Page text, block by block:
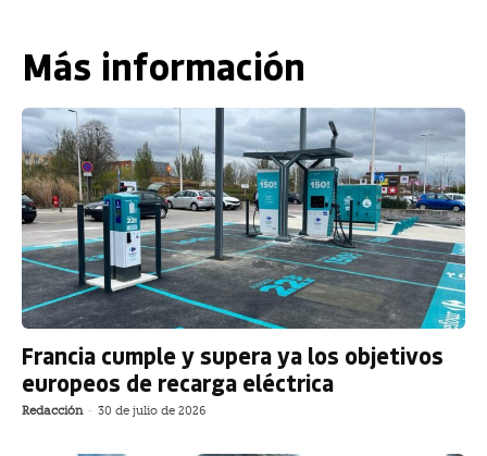
Más información
Francia cumple y supera ya los objetivos
europeos de recarga eléctrica
Redacción - 30 de julio de 2026